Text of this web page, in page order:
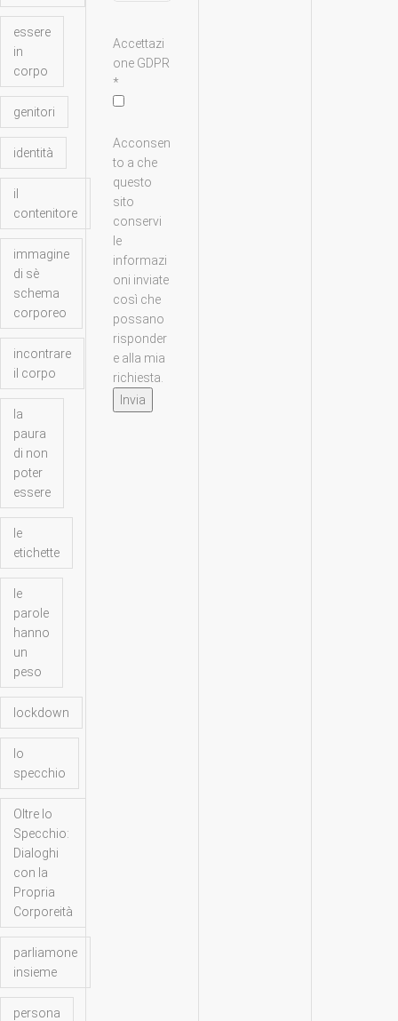
essere
in
corpo
genitori
identità
il
contenitore
immagine
di sè
schema
corporeo
incontrare
il corpo
la
paura
di non
poter
essere
le
etichette
le
parole
hanno
un
peso
lockdown
lo
specchio
Oltre lo
Specchio:
Dialoghi
con la
Propria
Corporeità
parliamone
insieme
persona
o
D
P
R
Accettazi
one GDPR
*
Acconsen
to a che
questo
sito
conservi
le
informazi
oni inviate
così che
possano
risponder
e alla mia
richiesta.
Invia